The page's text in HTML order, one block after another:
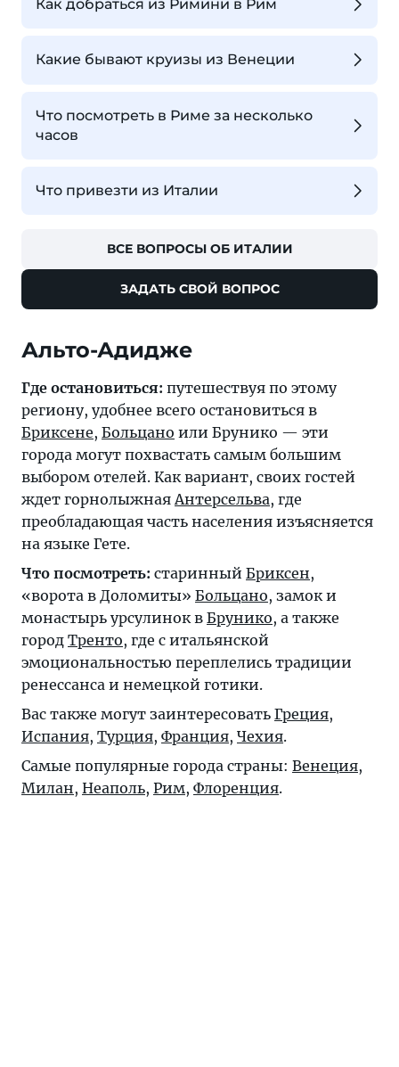
Как добраться из Римини в Рим
Какие бывают круизы из Венеции
Что посмотреть в Риме за несколько
часов
Что привезти из Италии
ВСЕ ВОПРОСЫ ОБ ИТАЛИИ
ЗАДАТЬ СВОЙ ВОПРОС
Альто-Адидже
Где остановиться: путешествуя по этому
региону, удобнее всего остановиться в
Бриксене, Больцано или Брунико — эти
города могут похвастать самым большим
выбором отелей. Как вариант, своих гостей
ждет горнолыжнаяАнтерсельва, где
преобладающая часть населения изъясняется
на языке Гете.
Что посмотреть: старинный Бриксен,
«ворота в Доломиты» Больцано, замок и
монастырь урсулинок в Брунико, а также
город Тренто, где с итальянской
эмоциональностью переплелись традиции
ренессанса и немецкой готики.
Вас также могут заинтересовать Греция,
Испания, Турция, Франция, Чехия.
Самые популярные города страны: Венеция,
Милан, Неаполь, Рим, Флоренция.